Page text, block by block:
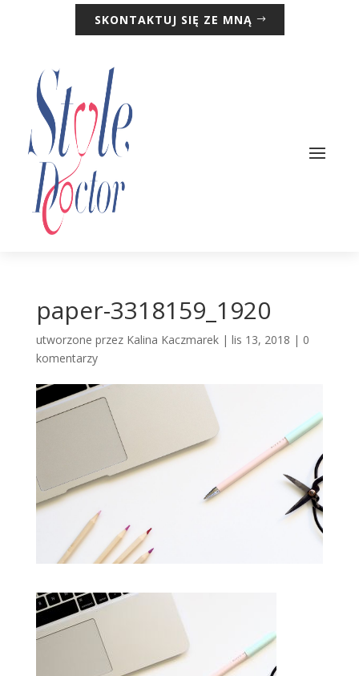
SKONTAKTUJ SIĘ ZE MNĄ
paper-3318159_1920
utworzone przez Kalina Kaczmarek| lis 13, 2018 | 0
komentarzy